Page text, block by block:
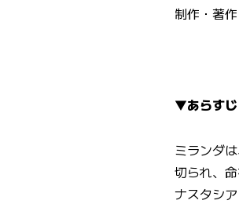
制作・著
▼あらすじ
ミランダ
切られ、
ナスタシ